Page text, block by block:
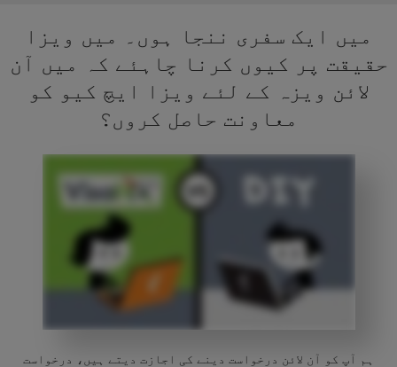
میں ایک سفری ننجا ہوں۔ میں ویزا
حقیقت پر کیوں کرنا چاہئے کہ میں آن
لائن ویزہ کے لئے ویزا ایچ کیو کو
معاونت حاصل کروں؟
ہم آپ کو آن لائن درخواست دینے کی اجازت دیتے ہیں، درخواست